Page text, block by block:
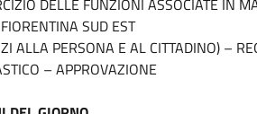
DELLE FUNZIONI ASSOCIATE IN
SUD EST
ALLA PERSONA E AL CITTADINO) –
– APPROVAZIONE